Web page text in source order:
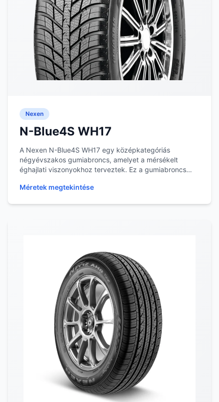
Nexen
N-Blue4S WH17
A Nexen N-Blue4S WH17 egy középkategóriás
négyévszakos gumiabroncs, amelyet a mérsékelt
éghajlati viszonyokhoz terveztek. Ez a gumiabroncs
Méretek megtekintése